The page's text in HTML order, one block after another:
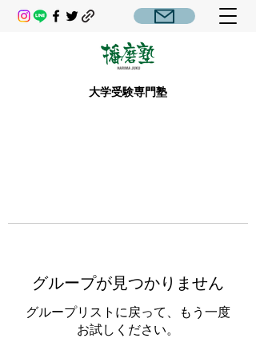
大学受験専門塾
グループが見つかりません
グループリストに戻って、もう一度
お試しください。